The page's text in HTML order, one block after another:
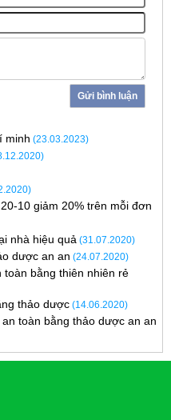
Gửi bình luận
minh (23.03.2023)
10 giảm 20% trên mỗi đơn
nhà hiệu quả (31.07.2020)
dược an an (24.07.2020)
bằng thiên nhiên rẻ
thảo dược (14.06.2020)
toàn bằng thảo dược an an